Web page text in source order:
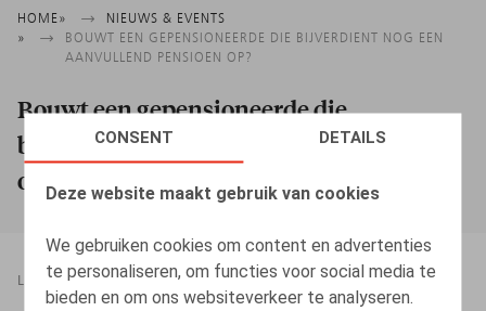
CONSENT DETAILS
Deze website maakt gebruik van cookies
We gebruiken cookies om content en advertenties
te personaliseren, om functies voor social media te
bieden en om ons websiteverkeer te analyseren.
Kruimelpad
HOME
NIEUWS & EVENTS
BOUWT EEN GEPENSIONEERDE DIE BIJVERDIENT NOG EEN
AANVULLEND PENSIOEN OP?
Bouwt een gepensioneerde die
bijverdient nog een aanvullend pensioen
op?
LEGAL MAGAZINES 01.05.2015